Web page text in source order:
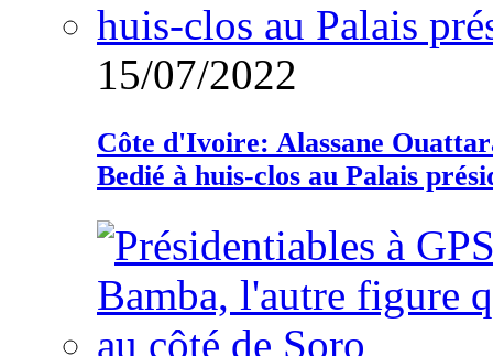
15/07/2022
Côte d'Ivoire: Alassane
Bedié à huis-clos au Palais